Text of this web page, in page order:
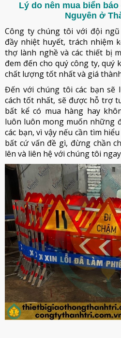
Lý do nên mua biển
Nguyên ở
Công ty chúng tôi với đội
đầy nhiệt huyết, trách nhiệm
thợ lành nghề và các thiết bị
đem đến cho quý công ty, quý
chất lượng tốt nhất và giá
Đến với chúng tôi các bạn sẽ
cách tốt nhất, sẽ được hỗ trợ
bất kể có mua hàng hay
luôn luôn mong muốn những
các bạn, vì vậy nếu cần tìm
bất cứ vấn đề gì, đừng chần
lên và liên hệ với chúng tôi